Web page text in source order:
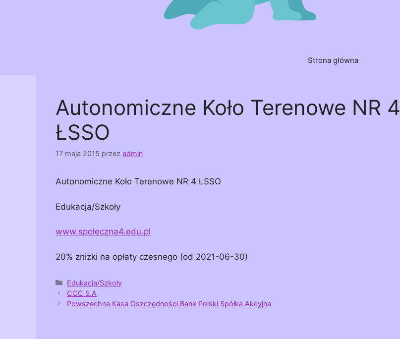
Strona główna
Autonomiczne Koło Terenowe NR 4
ŁSSO
17 maja 2015 przez admin
Autonomiczne Koło Terenowe NR 4 ŁSSO
Edukacja/Szkoły
www.społeczna4.edu.pl
20% zniżki na opłaty czesnego (od 2021-06-30)
Kategorie
Edukacja/Szkoły
CCC S.A
Powszechna Kasa Oszczędności Bank Polski Spółka Akcyjna